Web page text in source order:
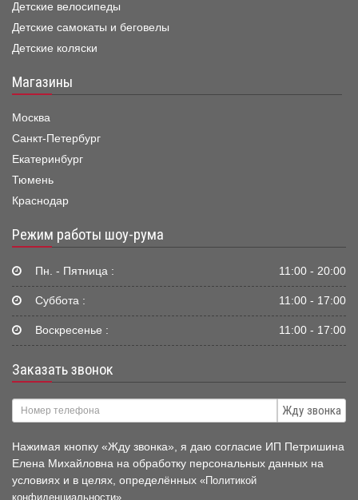
Детские велосипеды
Детские самокаты и беговелы
Детские коляски
Магазины
Москва
Санкт-Петербург
Екатеринбург
Тюмень
Краснодар
Режим работы шоу-рума
Пн. - Пятница : 11:00 - 20:00
Суббота : 11:00 - 17:00
Воскресенье : 11:00 - 17:00
Заказать звонок
Жду звонка
Нажимая кнопку «Жду звонка», я даю согласие ИП Петришина
Елена Михайловна на обработку персональных данных на
условиях и в целях, определённых «Политикой
конфиденциальности»